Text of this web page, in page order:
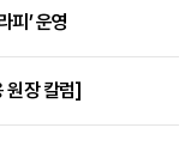
피’ 운영
원장 칼럼]